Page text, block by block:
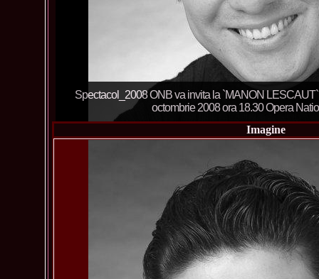
Spectacol_2008 ONB va invita la `MANON
octombrie 2008 ora 18.30 Opera
Imagine